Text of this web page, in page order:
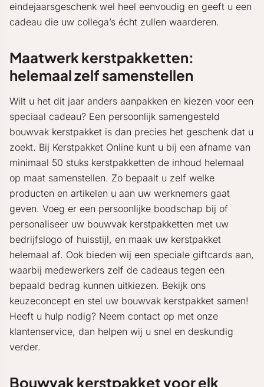
eindejaarsgeschenk wel heel eenvoudig en geeft u een
cadeau die uw collega’s écht zullen waarderen.
Maatwerk kerstpakketten:
helemaal zelf samenstellen
Wilt u het dit jaar anders aanpakken en kiezen voor een
speciaal cadeau? Een persoonlijk samengesteld
bouwvak kerstpakket is dan precies het geschenk dat u
zoekt. Bij Kerstpakket Online kunt u bij een afname van
minimaal 50 stuks kerstpakketten de inhoud helemaal
op maat samenstellen. Zo bepaalt u zelf welke
producten en artikelen u aan uw werknemers gaat
geven. Voeg er een persoonlijke boodschap bij of
personaliseer uw bouwvak kerstpakketten met uw
bedrijfslogo of huisstijl, en maak uw kerstpakket
helemaal af. Ook bieden wij een speciale giftcards aan,
waarbij medewerkers zelf de cadeaus tegen een
bepaald bedrag kunnen uitkiezen. Bekijk ons
keuzeconcept en stel uw bouwvak kerstpakket samen!
Heeft u hulp nodig? Neem contact op met onze
klantenservice, dan helpen wij u snel en deskundig
verder.
Bouwvak kerstpakket voor elk